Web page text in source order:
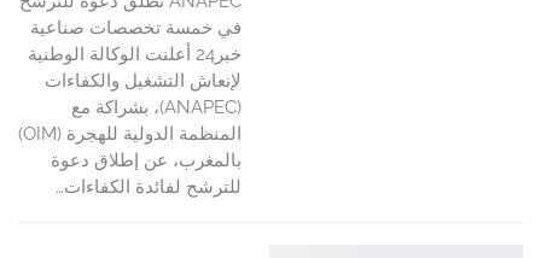
في خمسة تخصصات صناعية
خبر24 أعلنت الوكالة الوطنية
لإنعاش التشغيل والكفاءات
(ANAPEC)، بشراكة مع
المنظمة الدولية للهجرة (OIM)
بالمغرب، عن إطلاق دعوة
للترشح لفائدة الكفاءات…